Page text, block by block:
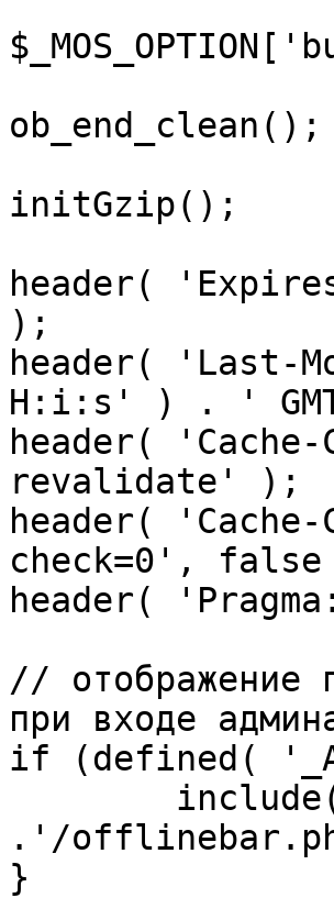
ob_end_clean();
initGzip();
header(
);
header( 'Last-
H:i:s' ) . '
header(
revalidate' );
header(
check=0',
header(
// отображение
при входе
if (defined(
.'/
}